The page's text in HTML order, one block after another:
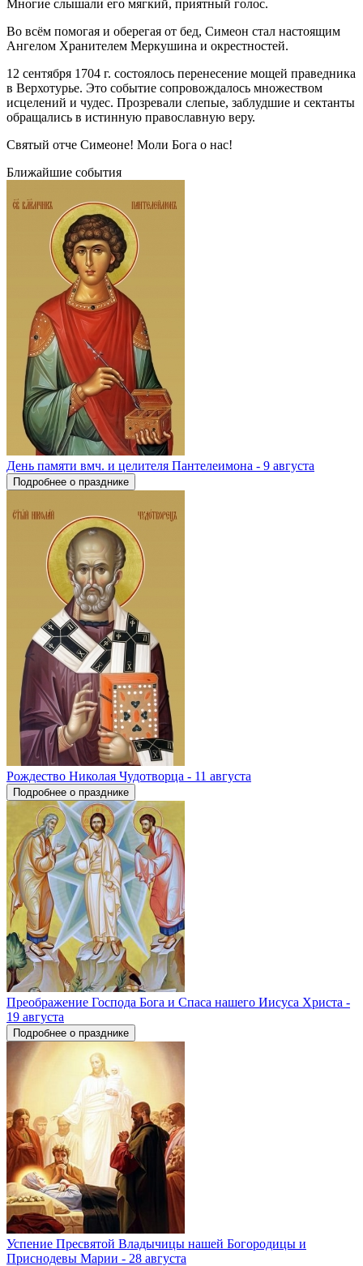
Многие слышали его мягкий, приятный голос.
Во всём помогая и оберегая от бед, Симеон стал настоящим
Ангелом Хранителем Меркушина и окрестностей.
12 сентября 1704 г. состоялось перенесение мощей праведника
в Верхотурье. Это событие сопровождалось множеством
исцелений и чудес. Прозревали слепые, заблудшие и сектанты
обращались в истинную православную веру.
Святый отче Симеоне! Моли Бога о нас!
Ближайшие события
День памяти вмч. и целителя Пантелеимона - 9 августа
Подробнее о празднике
Рождество Николая Чудотворца - 11 августа
Подробнее о празднике
Преображение Господа Бога и Спаса нашего Иисуса Христа -
19 августа
Подробнее о празднике
Успение Пресвятой Владычицы нашей Богородицы и
Приснодевы Марии - 28 августа